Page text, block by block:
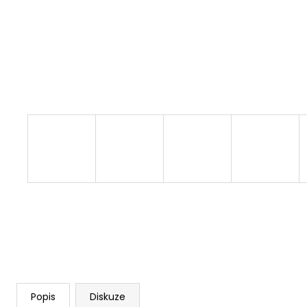
Popis Diskuze